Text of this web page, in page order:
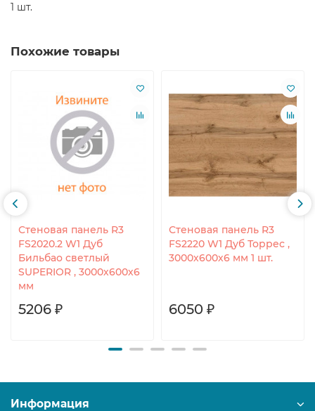
1 шт.
Похожие товары
Стеновая панель R3
FS2020.2 W1 Дуб
Бильбао светлый
SUPERIOR , 3000х600х6
мм
5206 ₽
Стеновая панель R3
FS2220 W1 Дуб Торрес ,
3000х600х6 мм 1 шт.
6050 ₽
Информация